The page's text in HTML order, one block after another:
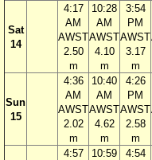
Sat
14
4:17
AM
AWST
2.50
m
10:28
AM
AWST
4.10
m
3:54
PM
AWST
3.17
m
Sun
15
4:36
AM
AWST
2.02
m
10:40
AM
AWST
4.62
m
4:26
PM
AWST
2.58
m
4:57
10:59
4:54